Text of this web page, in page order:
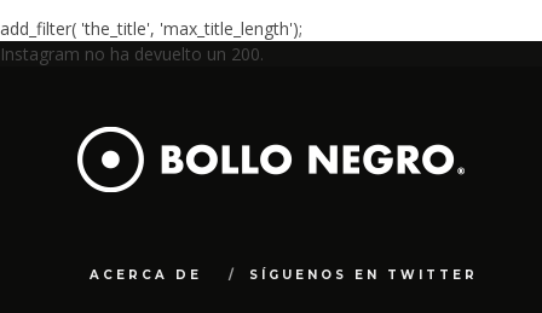
add_filter( 'the_title', 'max_title_length');
Instagram no ha devuelto un 200.
ACERCA DE SÍGUENOS EN TWITTER